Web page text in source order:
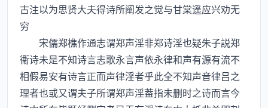
古注以为思贤大夫得诗所阐发之觉与甘棠遥应兴劝无
穷
宋儒郑樵作通志谓郑声淫非郑诗淫也疑朱子説郑
衞诗未是不知诗言志歌永言声依永律和声有源有流不
相假易安有诗言正而声律淫者乎此全不知声音律吕之
理者也或又谓夫子所谓郑声淫葢指未删时之诗而言今